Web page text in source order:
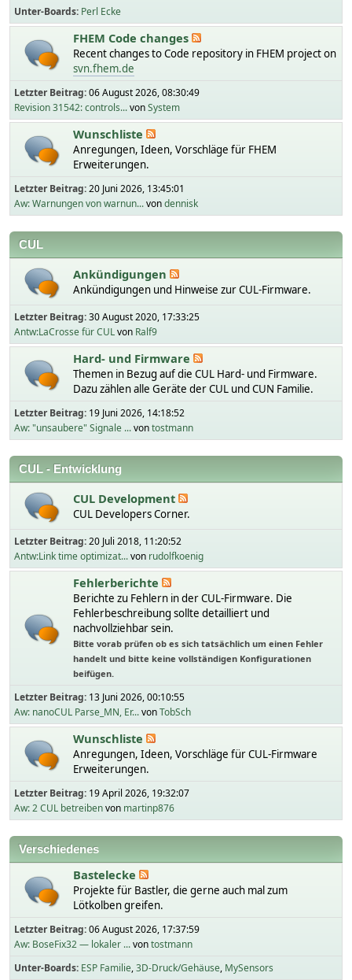
Unter-Boards Perl Ecke
FHEM Code changes
Recent changes to Code repository in FHEM project on
svn.fhem.de
Letzter Beitrag:06 August 2026, 08:30:49
Revision 31542: controls...vonSystem
Wunschliste
Anregungen, Ideen, Vorschläge für FHEM
Erweiterungen.
Letzter Beitrag:20 Juni 2026, 13:45:01
Aw: Warnungen von warnun...vondennisk
CUL
Ankündigungen
Ankündigungen und Hinweise zur CUL-Firmware.
Letzter Beitrag:30 August 2020, 17:33:25
Antw:LaCrosse für CULvon Ralf9
Hard- und Firmware
Themen in Bezug auf die CUL Hard- und Firmware.
Dazu zählen alle Geräte der CUL und CUN Familie.
Letzter Beitrag: 19 Juni 2026, 14:18:52
Aw: "unsaubere" Signale ...vontostmann
CUL - Entwicklung
CUL Development
CUL Developers Corner.
Letzter Beitrag:20 Juli 2018, 11:20:52
Antw:Link time optimizat...von rudolfkoenig
Fehlerberichte
Berichte zu Fehlern in der CUL-Firmware. Die
Fehlerbeschreibung sollte detailliert und
nachvollziehbar sein.
Bitte vorab prüfen ob es sich tatsächlich um einen Fehler
handelt und bitte keine vollständigen Konfigurationen
beifügen.
Letzter Beitrag: 13 Juni 2026, 00:10:55
Aw: nanoCUL Parse_MN, Er...vonTobSch
Wunschliste
Anregungen, Ideen, Vorschläge für CUL-Firmware
Erweiterungen.
Letzter Beitrag: 19 April 2026, 19:32:07
Aw: 2 CUL betreibenvon martinp876
Verschiedenes
Bastelecke
Projekte für Bastler, die gerne auch mal zum
Lötkolben greifen.
Letzter Beitrag:06 August 2026, 17:37:59
Aw: BoseFix32 — lokaler ...vontostmann
Unter-Boards ESP Familie 3D-Druck/Gehäuse MySensors